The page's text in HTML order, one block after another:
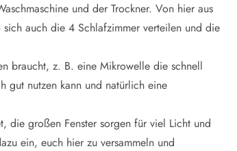
und der Trockner. Von hier aus
auch die 4 Schlafzimmer verteilen und die
braucht, z. B. eine Mikrowelle die schnell
gut nutzen kann und natürlich eine
die großen Fenster sorgen für viel Licht und
ein, euch hier zu versammeln und